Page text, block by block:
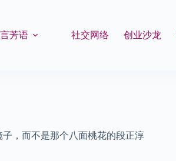
芳语 社交网络 创业沙龙
，而不是那个八面桃花的段正淳